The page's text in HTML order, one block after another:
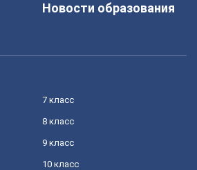
Новости образования
7 класс
8 класс
9 класс
10 класс